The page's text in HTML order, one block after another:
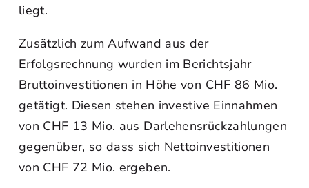
liegt.
Zusätzlich zum Aufwand aus der
Erfolgsrechnung wurden im Berichtsjahr
Bruttoinvestitionen in Höhe von CHF 86 Mio.
getätigt. Diesen stehen investive Einnahmen
von CHF 13 Mio. aus Darlehensrückzahlungen
gegenüber, so dass sich Nettoinvestitionen
von CHF 72 Mio. ergeben.